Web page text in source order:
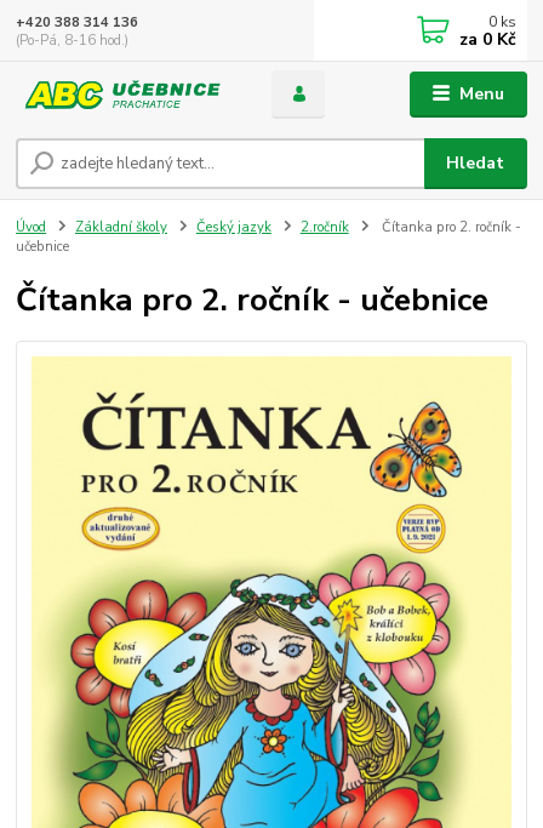
Menu
Hledat
+420 388 314 136
(Po-Pá, 8-16 hod.)
0 ks
za 0 Kč
Úvod Základní školy Český jazyk 2.ročník
Čítanka pro 2. ročník -
učebnice
Čítanka pro 2. ročník - učebnice